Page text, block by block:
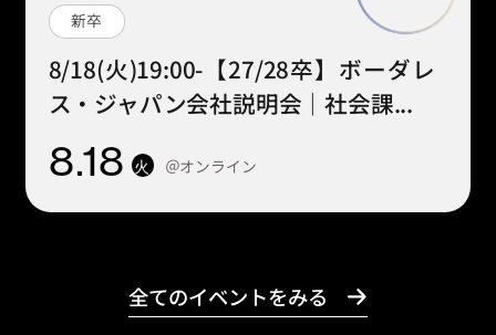
新卒
8/18(火)19:00-【27/28卒】ボーダレ
ス・ジャパン会社説明会｜社会課...
8.18 火 ＠オンライン
全てのイベントをみる